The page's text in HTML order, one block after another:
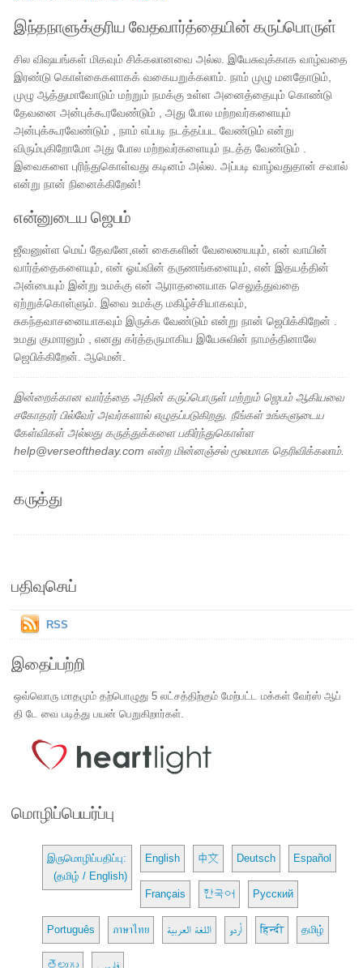
இந்தநாளுக்குரிய வேதவார்த்தையின் கருப்பொருள்
சில விஷயங்கள் மிகவும் சிக்கலானவை அல்ல. இயேசுவுக்காக வாழ்வதை
இரண்டு கொள்கைகளாகக் வகையறுக்கலாம். நாம் முழு மனதோடும்,
முழு ஆத்துமாவோடும் மற்றும் நமக்கு உள்ள அனைத்தையும் கொண்டு
தேவனை அன்புக்கூரவேண்டும் , அது போல மற்றவர்களையும்
அன்புக்கூரவேண்டும் , நாம் எப்படி நடத்தப்பட வேண்டும் என்று
விரும்புகிறோமோ அது போல மற்றவர்களையும் நடத்த வேண்டும் .
இவைகளை புரிந்துகொள்வது கடினம் அல்ல. அப்படி வாழ்வதுதான் சவால்
என்று நான் நினைக்கிறேன்!
என்னுடைய ஜெபம்
ஜீவனுள்ள மெய் தேவனே,என் கைகளின் வேலையையும், என் வாயின்
வார்த்தைகளையும், என் ஓய்வின் தருணங்களையும், என் இதயத்தின்
அன்பையும் இன்று உமக்கு என் ஆராதனையாக செலுத்துவதை
ஏற்றுக்கொள்ளும். இவை உமக்கு மகிழ்ச்சியாகவும்,
சுகந்தவாசனையாகவும் இருக்க வேண்டும் என்று நான் ஜெபிக்கிறேன் .
உமது குமாரனும் , எனது கர்த்தருமாகிய இயேசுவின் நாமத்தினாலே
ஜெபிக்கிறேன். ஆமென்.
இன்றைக்கான வார்த்தை அதின் கருப்பொருள் மற்றும் ஜெபம் ஆகியவை
சகோதரர் பில்வேர் அவர்களால் எழுதப்படுகிறது. நீங்கள் உங்களுடைய
கேள்விகள் அல்லது கருத்துக்களை பகிர்ந்துகொள்ள
help@verseoftheday.com என்ற மின்னஞ்சல் மூலமாக தெரிவிக்கலாம்.
கருத்து
பதிவுசெய்
RSS
இதைப்பற்றி
ஒவ்வொரு மாதமும் தற்பொழுது 5 லட்சத்திற்கும் மேற்பட்ட மக்கள் வேர்ஸ் ஆப்
தி டே வை படித்து பயன் பெறுகிறார்கள்.
மொழிப்பெயர்ப்பு
இருமொழிப்பதிப்பு:
(தமிழ் / English)
English 中文 Deutsch Español
Français 한국어 Русский
Português ภาษาไทย اللغة العربية اُردو हिन्दी தமிழ்
తెలుగు فارسی